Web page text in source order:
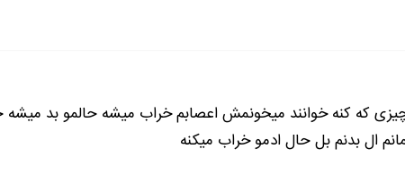
که کنه خوانند میخونمش اعصابم خراب میشه حالمو بد
ال بدنم بل حال ادمو خراب میکنه